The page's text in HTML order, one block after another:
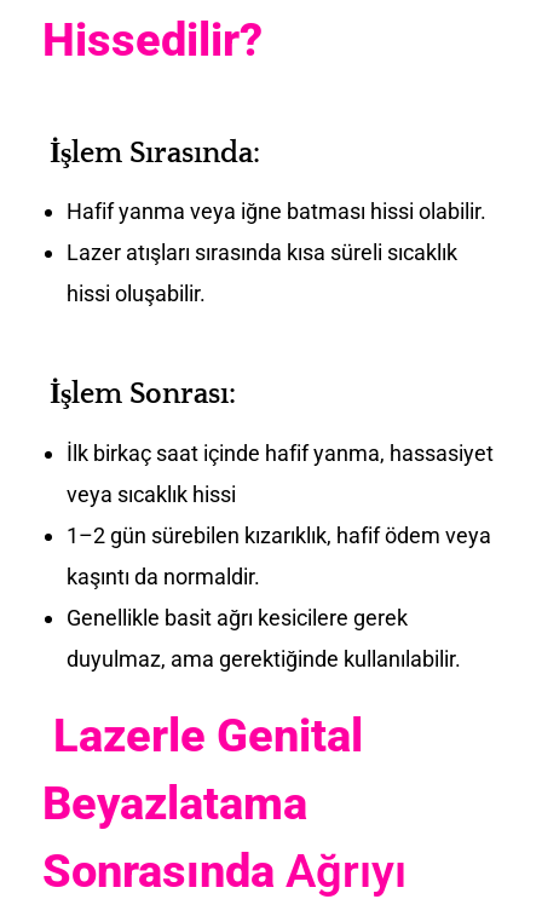
Hissedilir?
İşlem Sırasında:
Hafif yanma veya iğne batması hissi olabilir.
Lazer atışları sırasında kısa süreli sıcaklık
hissi oluşabilir.
İşlem Sonrası:
İlk birkaç saat içinde hafif yanma, hassasiyet
veya sıcaklık hissi
1–2 gün sürebilen kızarıklık, hafif ödem veya
kaşıntı da normaldir.
Genellikle basit ağrı kesicilere gerek
duyulmaz, ama gerektiğinde kullanılabilir.
Lazerle Genital
Beyazlatama
Sonrasında Ağrıyı